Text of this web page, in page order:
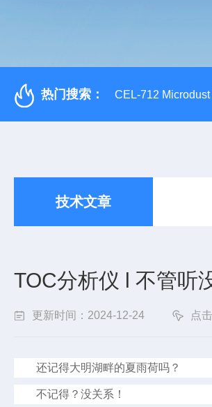
热门搜索： CEL-712
技术文章
TOC分析仪 l 不管听
更新时间：2024-12-24 点
还记得大明湖畔的夏雨荷吗？
不记得？没关系！